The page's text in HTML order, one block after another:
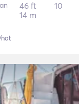
46 ft
14 m
10